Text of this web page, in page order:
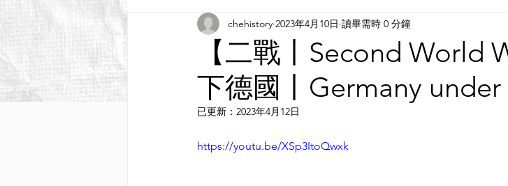
【二戰丨Second World
下德國丨Germany under
chehistory 2023年4月10日 讀畢需時 0 分鐘
已更新： 2023年4月12日
https://youtu.be/XSp3ItoQwxk